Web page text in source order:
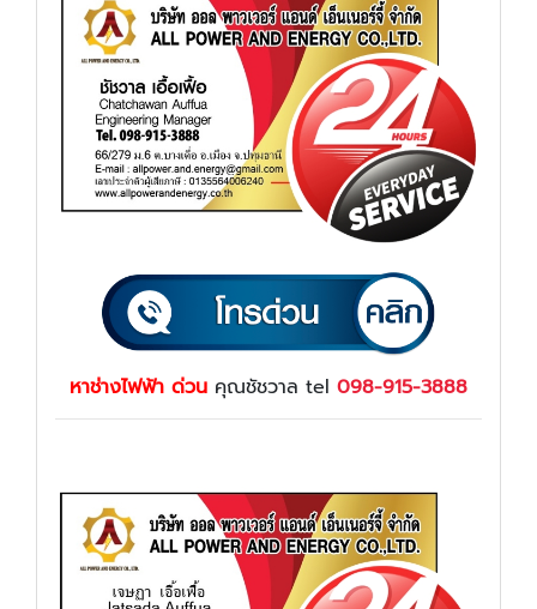
หาช่างไฟฟ้า ด่วน คุณชัชวาล tel 098-915-3888